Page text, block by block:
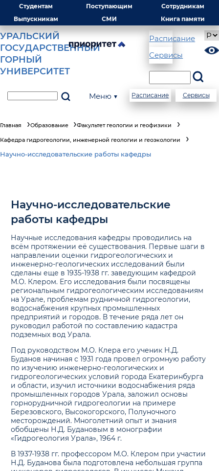
Студентам Поступающим
Сотрудникам
Выпускникам
СМИ Книга памяти
УРАЛЬСКИЙ
ГОСУДАРСТВЕННЫЙ
ГОРНЫЙ
УНИВЕРСИТЕТ
Расписание
Сервисы
Меню ▼ Расписание Сервисы
Главная Образование Факультет геологии и геофизики
Кафедра гидрогеологии, инженерной геологии и геоэкологии
Научно-исследовательские работы кафедры
Научно-исследовательские
работы кафедры
Научные исследования кафедры проводились на
всём протяжении её существования. Первые шаги в
направлении оценки гидрогеологических и
инженерно-геологических исследований были
сделаны еще в 1935-1938 гг. заведующим кафедрой
М.О. Клером. Его исследования были посвящены
региональным гидрогеологическим исследованиям
на Урале, проблемам рудничной гидрогеологии,
водоснабжения крупных промышленных
предприятий и городов. В течение ряда лет он
руководил работой по составлению кадастра
подземных вод Урала.
Под руководством М.О. Клера его ученик Н.Д.
Буданов начиная с 1931 года провел огромную работу
по изучению инженерно-геологических и
гидрогеологических условий города Екатеринбурга
и области, изучил источники водоснабжения ряда
промышленных городов Урала, заложил основы
горнорудничной гидрогеологии на примере
Березовского, Высокогорского, Полуночного
месторождений. Многолетний опыт и знания
обобщены Н.Д. Будановым в монографии
«Гидрогеология Урала», 1964 г.
В 1937-1938 гг. профессором М.О. Клером при участии
Н.Д. Буданова была подготовлена небольшая группа